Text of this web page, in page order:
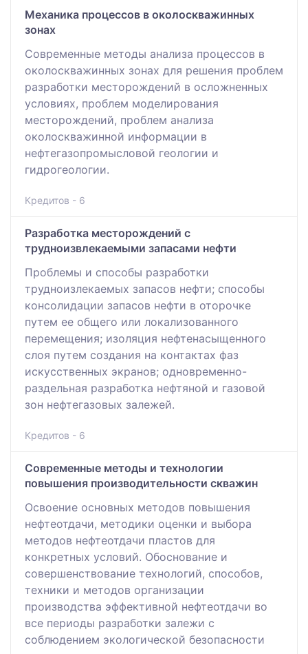
Механика процессов в околоскважинных
зонах
Современные методы анализа процессов в
околоскважинных зонах для решения проблем
разработки месторождений в осложненных
условиях, проблем моделирования
месторождений, проблем анализа
околоскважинной информации в
нефтегазопромысловой геологии и
гидрогеологии.
Кредитов - 6
Разработка месторождений с
трудноизвлекаемыми запасами нефти
Проблемы и способы разработки
трудноизлекаемых запасов нефти; способы
консолидации запасов нефти в оторочке
путем ее общего или локализованного
перемещения; изоляция нефтенасыщенного
слоя путем создания на контактах фаз
искусственных экранов; одновременно-
раздельная разработка нефтяной и газовой
зон нефтегазовых залежей.
Кредитов - 6
Современные методы и технологии
повышения производительности скважин
Освоение основных методов повышения
нефтеотдачи, методики оценки и выбора
методов нефтеотдачи пластов для
конкретных условий. Обоснование и
совершенствование технологий, способов,
техники и методов организации
производства эффективной нефтеотдачи во
все периоды разработки залежи с
соблюдением экологической безопасности